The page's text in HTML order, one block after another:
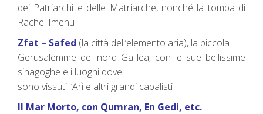
dei Patriarchi e delle Matriarche, nonché la tomba di
Rachel Imenu
Zfat – Safed (la città dell’elemento aria), la piccola
Gerusalemme del nord Galilea, con le sue bellissime
sinagoghe e i luoghi dove
sono vissuti l’Arì e altri grandi cabalisti
Il Mar Morto, con Qumran, En Gedi, etc.